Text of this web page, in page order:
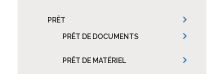
PRÊT
PRÊT DE DOCUMENTS
PRÊT DE MATÉRIEL